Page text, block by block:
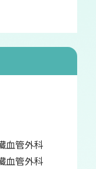
血管外科
血管外科